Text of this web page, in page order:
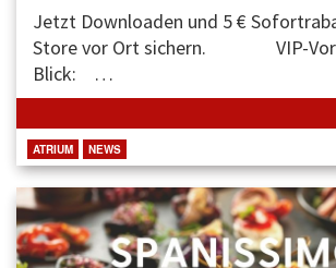
Jetzt Downloaden und 5 €
Store vor Ort sichern. VIP-
Blick: …
ATRIUM NEWS